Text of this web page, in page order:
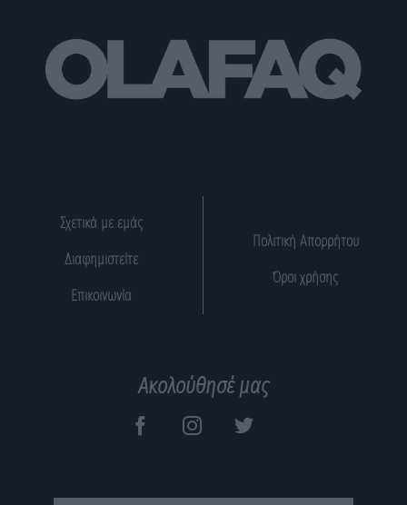
Σχετικά με εμάς
Διαφημιστείτε
Επικοινωνία
Πολιτική Απορρήτου
Όροι χρήσης
Ακολούθησέ μας